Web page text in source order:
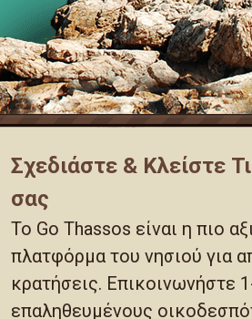
Σχεδιάστε & Κλείστε
σας
Το Go Thassos είναι η πιο
πλατφόρμα του νησιού για
κρατήσεις. Επικοινωνήστε
επαληθευμένους